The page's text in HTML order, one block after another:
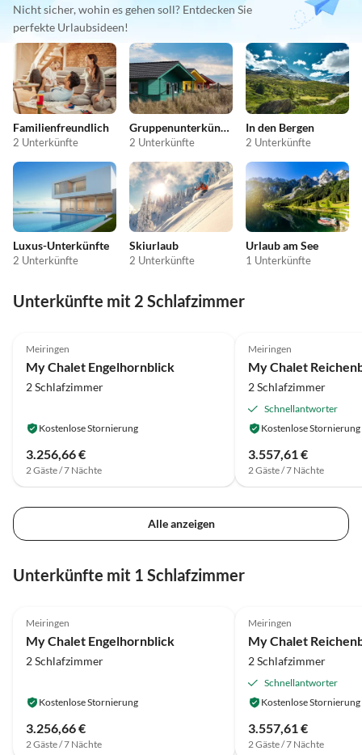
Nicht sicher, wohin es gehen soll? Entdecken Sie
perfekte Urlaubsideen!
Familienfreundlich
2 Unterkünfte
Gruppenunterkünfte
2 Unterkünfte
In den Bergen
2 Unterkünfte
Luxus-Unterkünfte
2 Unterkünfte
Skiurlaub
2 Unterkünfte
Urlaub am See
1 Unterkünfte
Unterkünfte mit 2 Schlafzimmer
Meiringen
My Chalet Engelhornblick
2 Schlafzimmer
Kostenlose Stornierung
3.256,66 €
2 Gäste / 7 Nächte
Meiringen
My Chalet
2 Schlafzimmer
Schnellantworter
Kostenlose Stornierung
3.557,61 €
2 Gäste / 7 Nächte
Alle anzeigen
Unterkünfte mit 1 Schlafzimmer
Meiringen
My Chalet Engelhornblick
2 Schlafzimmer
Kostenlose Stornierung
3.256,66 €
2 Gäste / 7 Nächte
Meiringen
My Chalet
2 Schlafzimmer
Schnellantworter
Kostenlose Stornierung
3.557,61 €
2 Gäste / 7 Nächte